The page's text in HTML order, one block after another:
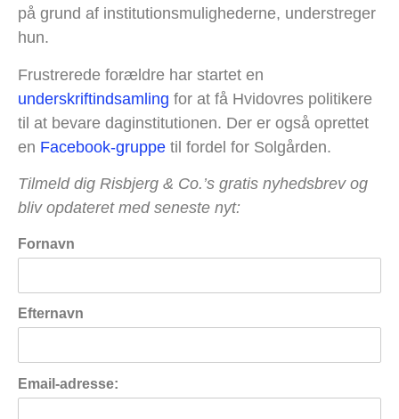
på grund af institutionsmulighederne, understreger
hun.
Frustrerede forældre har startet en
underskriftindsamling for at få Hvidovres politikere
til at bevare daginstitutionen. Der er også oprettet
en Facebook-gruppe til fordel for Solgården.
Tilmeld dig Risbjerg & Co.’s gratis nyhedsbrev og
bliv opdateret med seneste nyt:
Fornavn
Efternavn
Email-adresse: